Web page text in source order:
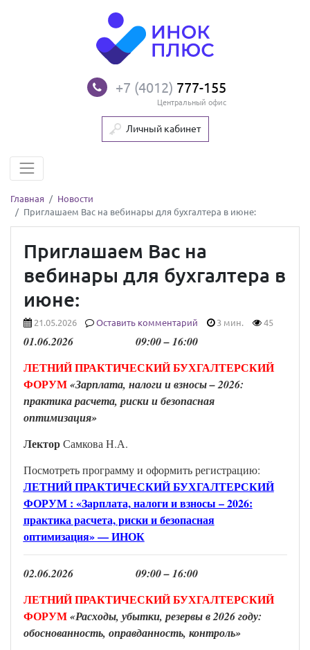
+7 (4012) 777-155
Центральный офис
Личный кабинет
Главная
Новости
Приглашаем Вас на вебинары для бухгалтера в июне:
Приглашаем Вас на
вебинары для бухгалтера в
июне:
21.05.2026 Оставить комментарий 3 мин. 45
01.06.2026 09:00 –16:00
ЛЕТНИЙ ПРАКТИЧЕСКИЙ БУХГАЛТЕРСКИЙ
ФОРУМ«Зарплата, налоги и взносы – 2026:
практика расчета, риски и безопасная
оптимизация»
ЛекторСамкова Н.А.
Посмотреть программу и оформить регистрацию:
ЛЕТНИЙ ПРАКТИЧЕСКИЙ БУХГАЛТЕРСКИЙ
ФОРУМ : «Зарплата, налоги и взносы – 2026:
практика расчета, риски и безопасная
оптимизация» — ИНОК
02.06.2026 09:00 –16:00
ЛЕТНИЙ ПРАКТИЧЕСКИЙ БУХГАЛТЕРСКИЙ
ФОРУМ«Расходы, убытки, резервы в 2026 году:
обоснованность, оправданность, контроль»